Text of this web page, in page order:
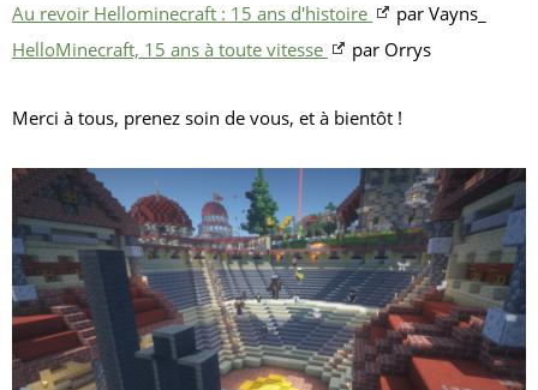
Au revoir Hellominecraft : 15 ans d'histoire
par Vayns_
HelloMinecraft, 15 ans à toute vitesse
par Orrys
Merci à tous, prenez soin de vous, et à bientôt !